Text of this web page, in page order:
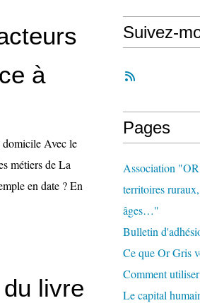
à
domicile Avec le
métiers de La
en date ? En
livre
Suivez-
Pages
Association
territoires
âges…"
Bulletin
Ce que Or Gris
Comment
Le capital